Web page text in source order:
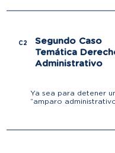
C2
Segundo Caso
Temática
Administrativo
Ya sea para detener
“amparo